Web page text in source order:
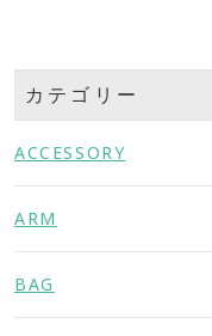
カテゴリー
ACCESSORY
ARM
BAG